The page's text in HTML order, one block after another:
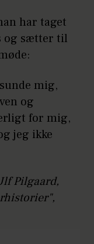
har taget
og sætter til
mig,
og
for mig,
jeg ikke
Pilgaard,